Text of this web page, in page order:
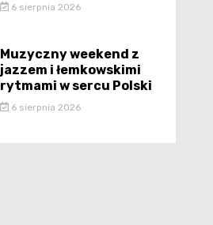
6 sierpnia 2026
Muzyczny weekend z
jazzem i łemkowskimi
rytmami w sercu Polski
6 sierpnia 2026